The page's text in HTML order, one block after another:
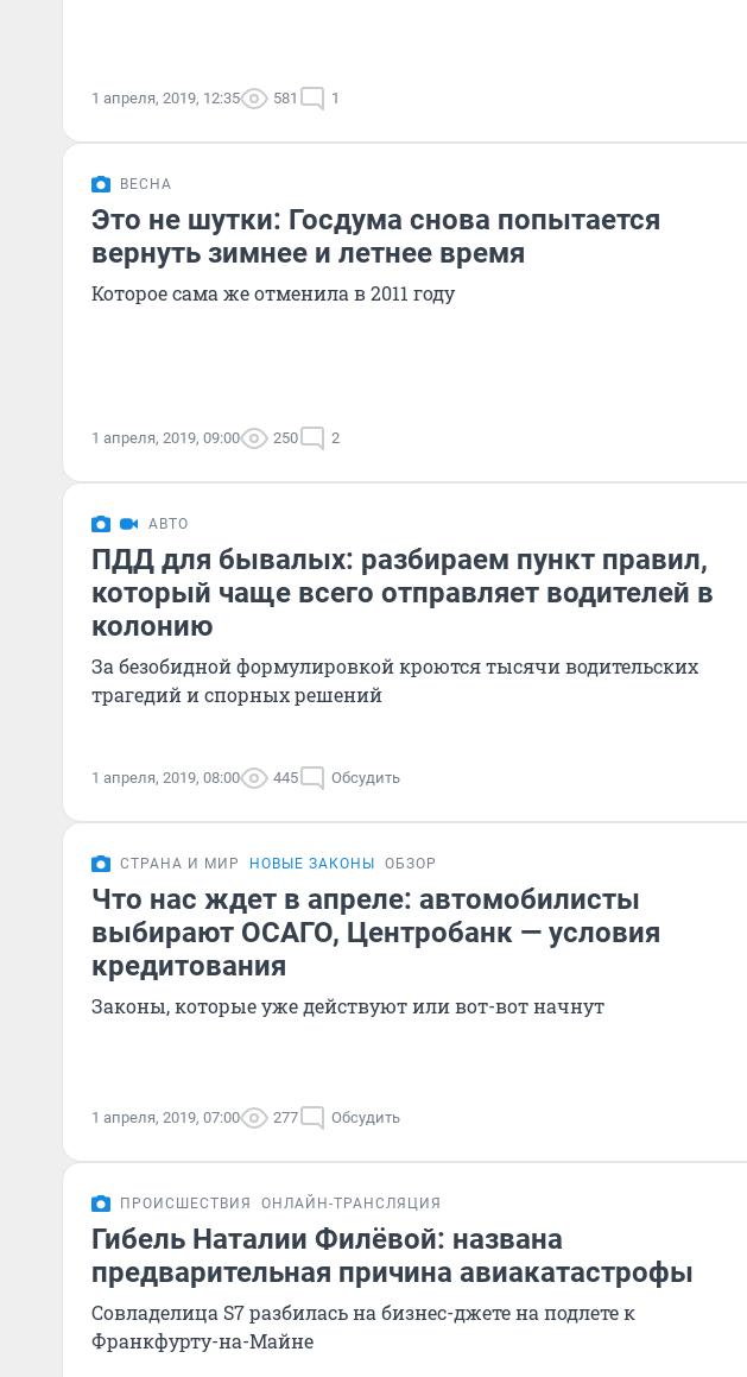
1 апреля, 2019, 12:35 581 1
ВЕСНА
Это не шутки: Госдума снова попытается
вернуть зимнее и летнее время
Которое сама же отменила в 2011 году
1 апреля, 2019, 09:00 250 2
АВТО
ПДД для бывалых: разбираем пункт правил,
который чаще всего отправляет водителей в
колонию
За безобидной формулировкой кроются тысячи водительских
трагедий и спорных решений
1 апреля, 2019, 08:00 445 Обсудить
СТРАНА И МИР НОВЫЕ ЗАКОНЫ ОБЗОР
Что нас ждет в апреле: автомобилисты
выбирают ОСАГО, Центробанк — условия
кредитования
Законы, которые уже действуют или вот-вот начнут
1 апреля, 2019, 07:00 277 Обсудить
ПРОИСШЕСТВИЯ ОНЛАЙН-ТРАНСЛЯЦИЯ
Гибель Наталии Филёвой: названа
предварительная причина авиакатастрофы
Совладелица S7 разбилась на бизнес-джете на подлете к
Франкфурту-на-Майне